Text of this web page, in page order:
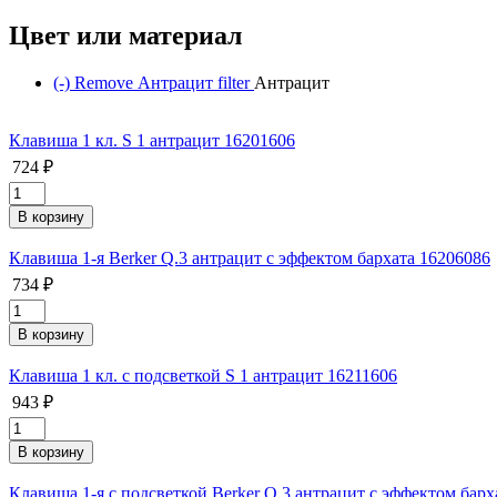
Цвет или материал
(-) Remove Антрацит filter Антрацит
Клавиша 1 кл. S 1 антрацит 16201606
724 ₽
Клавиша 1-я Berker Q.3 антрацит с эффектом бархата 16206086
734 ₽
Клавиша 1 кл. с подсветкой S 1 антрацит 16211606
943 ₽
Клавиша 1-я с подсветкой Berker Q.3 антрацит с эффектом